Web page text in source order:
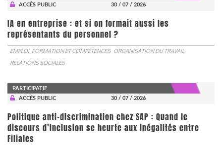
ACCÈS PUBLIC
30 / 07 / 2026
IA en entreprise : et si on formait aussi les
représentants du personnel ?
EMPLOI, FORMATION ET COMPÉTENCES ORGANISATION DU TRAVAIL
RELATIONS SOCIALES
PARTICIPATIF
ACCÈS PUBLIC
30 / 07 / 2026
Politique anti-discrimination chez SAP : Quand le
discours d’inclusion se heurte aux inégalités entre
Filiales